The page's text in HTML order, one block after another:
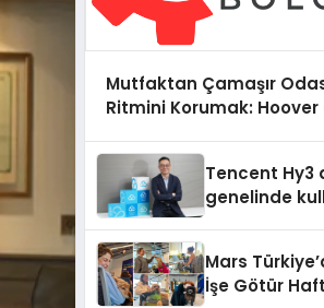
Mutfaktan Çamaşır
Ritmini Korumak: Hoover
Tencent Hy3
genelinde
Mars
İşe Götür